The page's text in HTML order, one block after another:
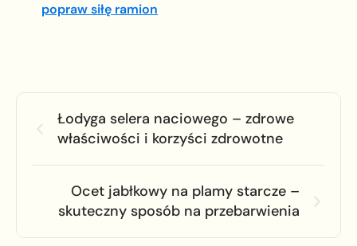
popraw siłę ramion
Łodyga selera naciowego – zdrowe
właściwości i korzyści zdrowotne
Ocet jabłkowy na plamy starcze –
skuteczny sposób na przebarwienia